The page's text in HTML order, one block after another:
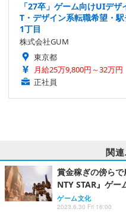
「27卒」ゲーム向けUIデ
T・デザイン系転職希望・
1丁目
株式会社GUM
東京都
月給25万9,800円～32万円
正社員
関連
賞金稼ぎの傍ら
NTY STAR』ゲー
ゲーム文化
2023.6.30 Fri 16:00